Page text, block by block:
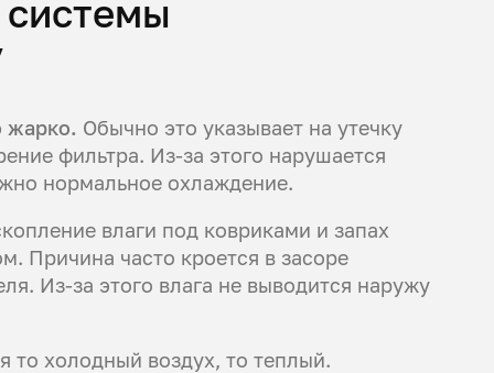
жарко. Обычно это указывает на утечку
фильтра. Из-за этого нарушается
нормальное охлаждение.
влаги под ковриками и запах
Причина часто кроется в засоре
Из-за этого влага не выводится наружу
то холодный воздух, то теплый.